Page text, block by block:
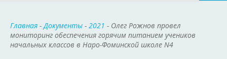
Главная -Документы - 2021 - Олег Рожнов провел
мониторинг обеспечения горячим питанием учеников
начальных классов в Наро-Фоминской школе N4